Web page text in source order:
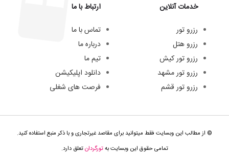
خدمات آنلاین
رزرو تور
رزرو هتل
رزرو تور کیش
رزرو تور مشهد
رزرو تور قشم
ارتباط با ما
تماس با ما
درباره ما
تیم ما
دانلود اپلیکیشن
فرصت های شغلی
© از مطالب این وبسایت فقط میتوانید برای مقاصد غیرتجاری و با ذکر منبع استفاده کنید.
تمامی حقوق این وبسایت بهتورگردانتعلق دارد.